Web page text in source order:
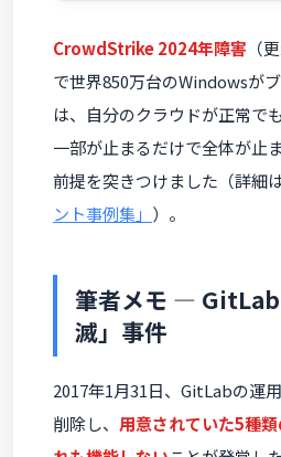
CrowdStrike 2024年障害 （
で世界850万台のWindowsがブ
は、自分のクラウドが正常で
一部が止まるだけで全体が止
前提を突きつけました（詳細
ント事例集」 ）。
筆者メモ ―
滅」 事件
2017年1月31日、GitLabの運
削除し、 用意されていた5種